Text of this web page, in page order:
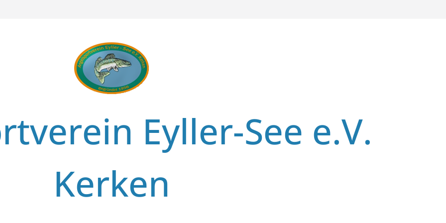
Eyller-See e.V.
Kerken